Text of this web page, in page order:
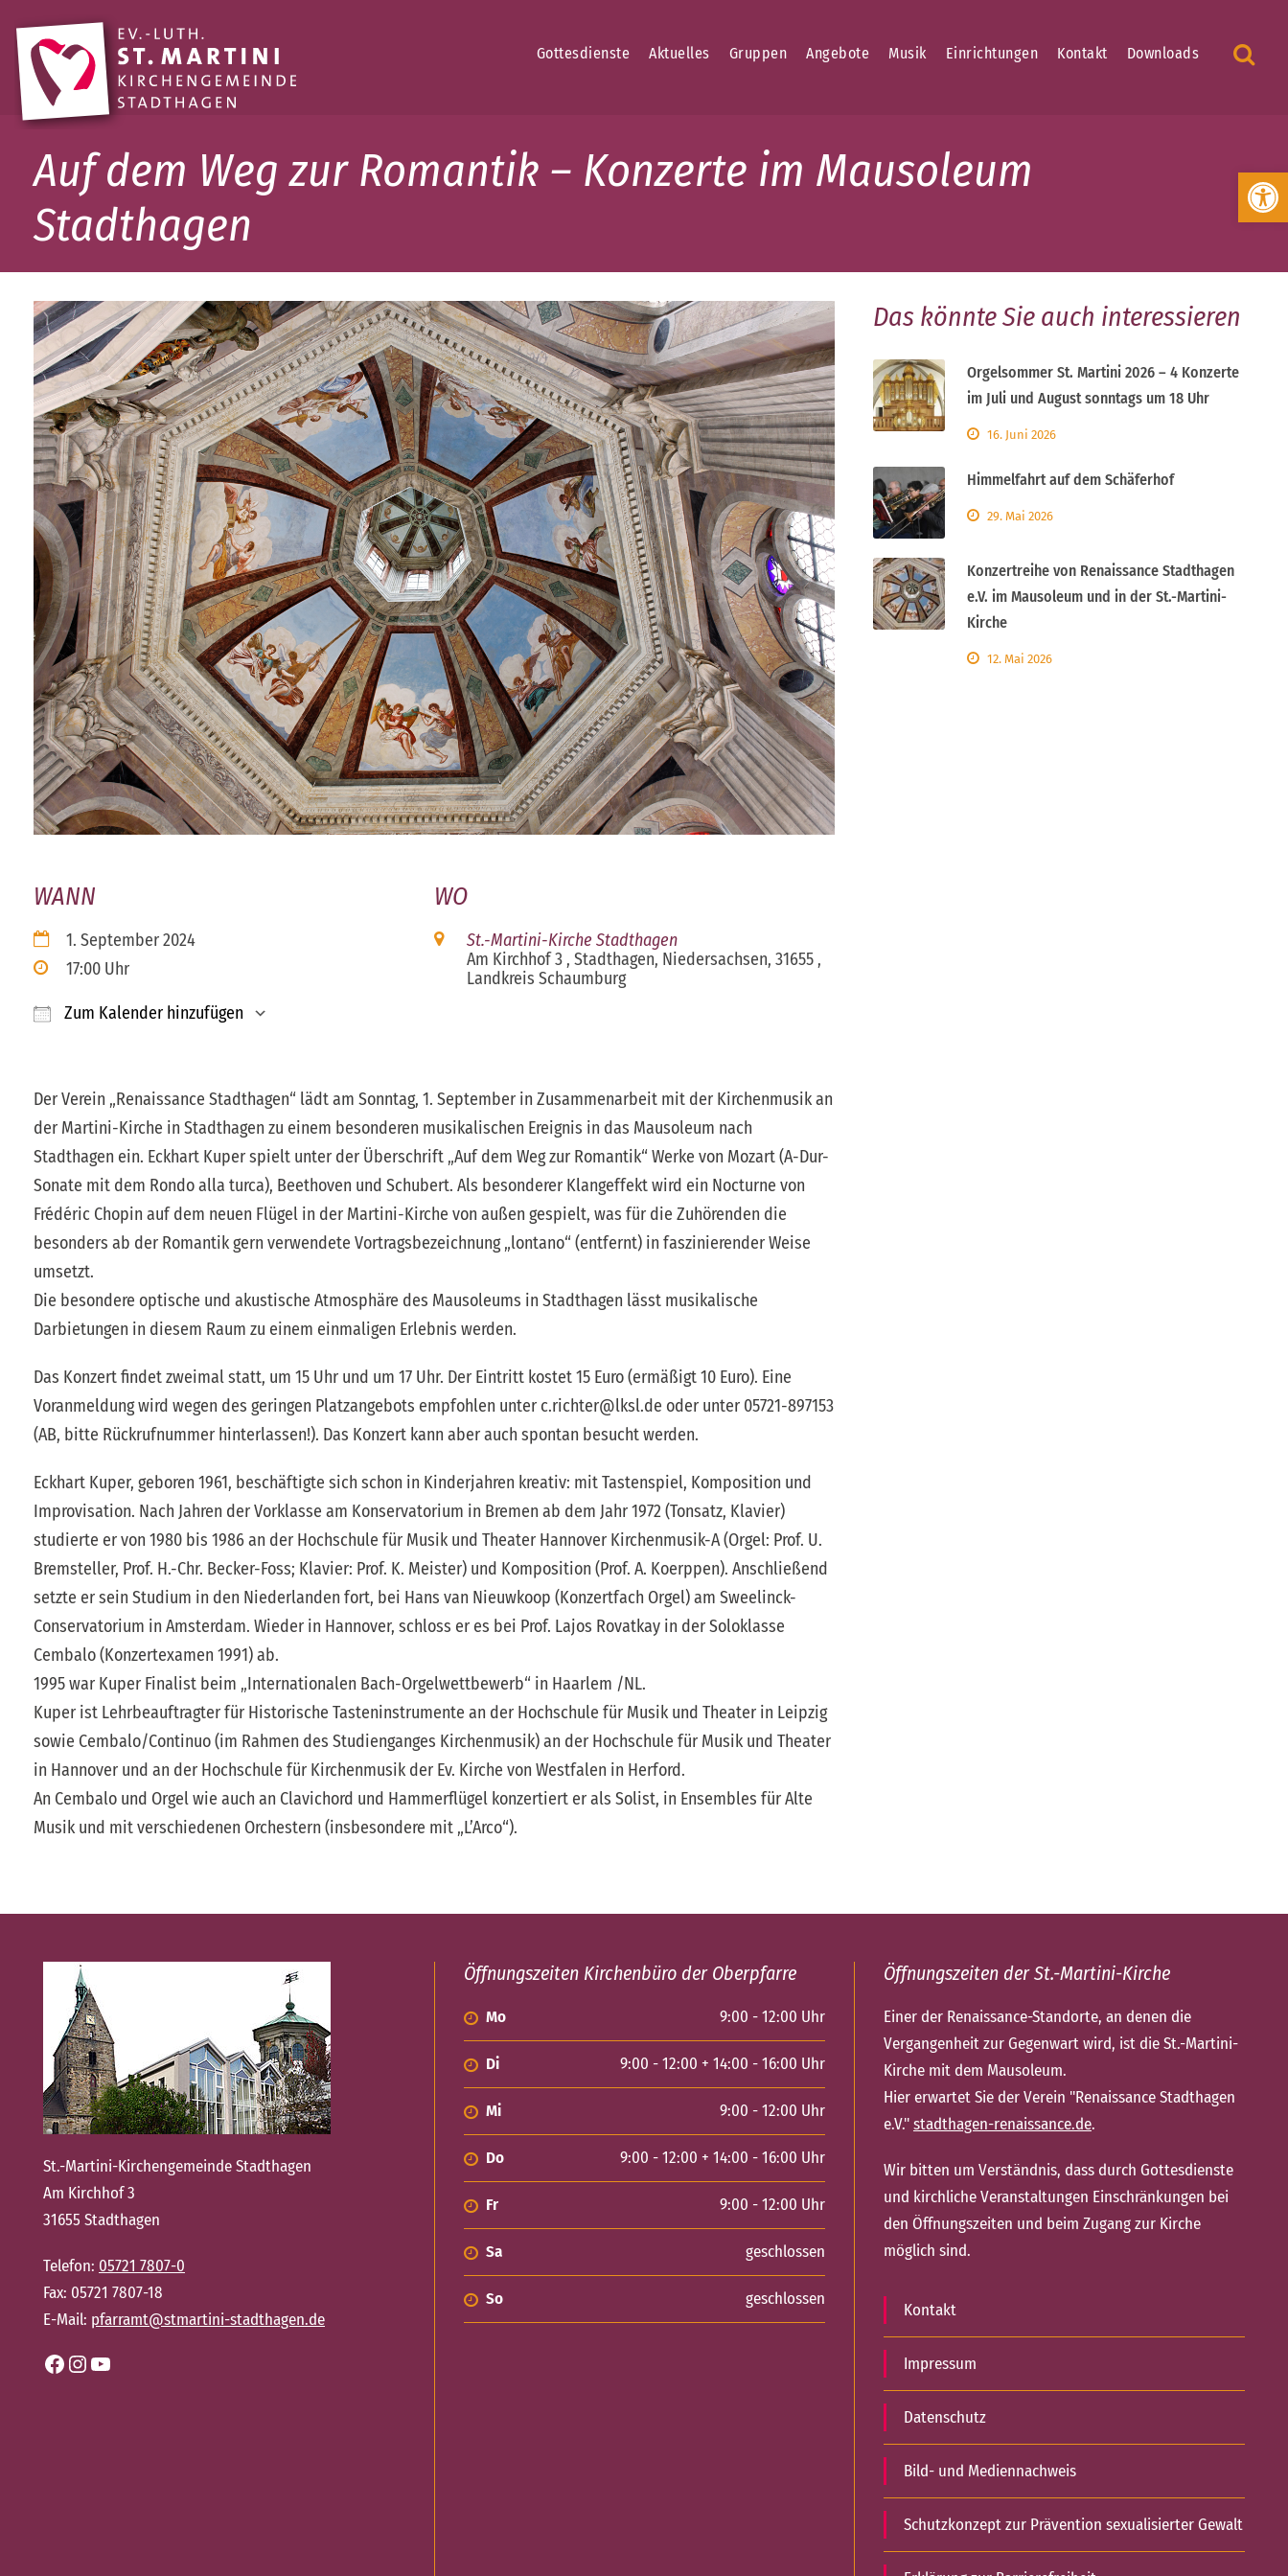
Werkzeugleiste öffnen
Gottesdienste Aktuelles Gruppen Angebote Musik Einrichtungen Kontakt Downloads
Auf dem Weg zur Romantik – Konzerte im Mausoleum
Stadthagen
WANN
1. September 2024
17:00 Uhr
Zum Kalender hinzufügen
WO
St.-Martini-Kirche Stadthagen
Am Kirchhof 3 , Stadthagen, Niedersachsen, 31655 ,
Landkreis Schaumburg
Der Verein „Renaissance Stadthagen“ lädt am Sonntag, 1. September in Zusammenarbeit mit der Kirchenmusik an
der Martini-Kirche in Stadthagen zu einem besonderen musikalischen Ereignis in das Mausoleum nach
Stadthagen ein. Eckhart Kuper spielt unter der Überschrift „Auf dem Weg zur Romantik“ Werke von Mozart (A-Dur-
Sonate mit dem Rondo alla turca), Beethoven und Schubert. Als besonderer Klangeffekt wird ein Nocturne von
Frédéric Chopin auf dem neuen Flügel in der Martini-Kirche von außen gespielt, was für die Zuhörenden die
besonders ab der Romantik gern verwendete Vortragsbezeichnung „lontano“ (entfernt) in faszinierender Weise
umsetzt.
Die besondere optische und akustische Atmosphäre des Mausoleums in Stadthagen lässt musikalische
Darbietungen in diesem Raum zu einem einmaligen Erlebnis werden.
Das Konzert findet zweimal statt, um 15 Uhr und um 17 Uhr. Der Eintritt kostet 15 Euro (ermäßigt 10 Euro). Eine
Voranmeldung wird wegen des geringen Platzangebots empfohlen unter c.richter@lksl.de oder unter 05721-897153
(AB, bitte Rückrufnummer hinterlassen!). Das Konzert kann aber auch spontan besucht werden.
Eckhart Kuper, geboren 1961, beschäftigte sich schon in Kinderjahren kreativ: mit Tastenspiel, Komposition und
Improvisation. Nach Jahren der Vorklasse am Konservatorium in Bremen ab dem Jahr 1972 (Tonsatz, Klavier)
studierte er von 1980 bis 1986 an der Hochschule für Musik und Theater Hannover Kirchenmusik-A (Orgel: Prof. U.
Bremsteller, Prof. H.-Chr. Becker-Foss; Klavier: Prof. K. Meister) und Komposition (Prof. A. Koerppen). Anschließend
setzte er sein Studium in den Niederlanden fort, bei Hans van Nieuwkoop (Konzertfach Orgel) am Sweelinck-
Conservatorium in Amsterdam. Wieder in Hannover, schloss er es bei Prof. Lajos Rovatkay in der Soloklasse
Cembalo (Konzertexamen 1991) ab.
1995 war Kuper Finalist beim „Internationalen Bach-Orgelwettbewerb“ in Haarlem /NL.
Kuper ist Lehrbeauftragter für Historische Tasteninstrumente an der Hochschule für Musik und Theater in Leipzig
sowie Cembalo/Continuo (im Rahmen des Studienganges Kirchenmusik) an der Hochschule für Musik und Theater
in Hannover und an der Hochschule für Kirchenmusik der Ev. Kirche von Westfalen in Herford.
An Cembalo und Orgel wie auch an Clavichord und Hammerflügel konzertiert er als Solist, in Ensembles für Alte
Musik und mit verschiedenen Orchestern (insbesondere mit „L’Arco“).
Das könnte Sie auch interessieren
Orgelsommer St. Martini 2026 – 4 Konzerte
im Juli und August sonntags um 18 Uhr
16. Juni 2026
Himmelfahrt auf dem Schäferhof
29. Mai 2026
Konzertreihe von Renaissance Stadthagen
e.V. im Mausoleum und in der St.-Martini-
Kirche
12. Mai 2026
St.-Martini-Kirchengemeinde Stadthagen
Am Kirchhof 3
31655 Stadthagen
Telefon: 05721 7807-0
Fax: 05721 7807-18
E-Mail: pfarramt@stmartini-stadthagen.de
Facebook Instagram YouTube
Öffnungszeiten Kirchenbüro der Oberpfarre
Mo 9:00 - 12:00 Uhr
Di 9:00 - 12:00 + 14:00 - 16:00 Uhr
Mi 9:00 - 12:00 Uhr
Do 9:00 - 12:00 + 14:00 - 16:00 Uhr
Fr 9:00 - 12:00 Uhr
Sa geschlossen
So geschlossen
Öffnungszeiten der St.-Martini-Kirche
Einer der Renaissance-Standorte, an denen die
Vergangenheit zur Gegenwart wird, ist die St.-Martini-
Kirche mit dem Mausoleum.
Hier erwartet Sie der Verein "Renaissance Stadthagen
e.V."stadthagen-renaissance.de.
Wir bitten um Verständnis, dass durch Gottesdienste
und kirchliche Veranstaltungen Einschränkungen bei
den Öffnungszeiten und beim Zugang zur Kirche
möglich sind.
Kontakt
Impressum
Datenschutz
Bild- und Mediennachweis
Schutzkonzept zur Prävention sexualisierter Gewalt